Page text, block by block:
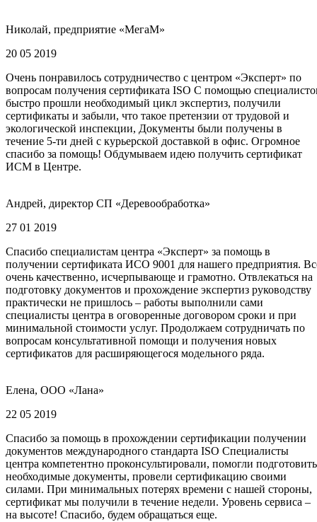
Николай, предприятие «МегаМ»
20 05 2019
Очень понравилось сотрудничество с центром «Эксперт» по
вопросам получения сертификата ISO С помощью
быстро прошли необходимый цикл экспертиз, получили
сертификаты и забыли, что такое претензии от трудовой и
экологической инспекции, Документы были получены в
течение 5-ти дней с курьерской доставкой в офис. Огромное
спасибо за помощь! Обдумываем идею получить сертификат
ИСМ в Центре.
Андрей, директор СП «Деревообработка»
27 01 2019
Спасибо специалистам центра «Эксперт» за помощь в
получении сертификата ИСО 9001 для нашего предприятия.
очень качественно, исчерпывающе и грамотно. Отвлекаться на
подготовку документов и прохождение экспертиз руководству
практически не пришлось – работы выполнили сами
специалисты центра в оговоренные договором сроки и при
минимальной стоимости услуг. Продолжаем сотрудничать по
вопросам консультативной помощи и получения новых
сертификатов для расширяющегося модельного ряда.
Елена, ООО «Лана»
22 05 2019
Спасибо за помощь в прохождении сертификации получении
документов международного стандарта ISO Специалисты
центра компетентно проконсультировали, помогли подготовить
необходимые документы, провели сертификацию своими
силами. При минимальных потерях времени с нашей стороны,
сертификат мы получили в течение недели. Уровень сервиса –
на высоте! Спасибо, будем обращаться еще.